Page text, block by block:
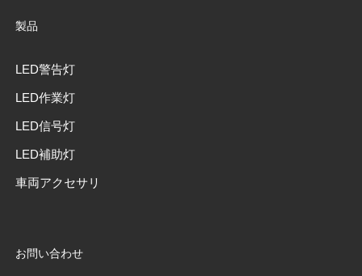
製品
LED警告灯
LED作業灯
LED信号灯
LED補助灯
車両アクセサリ
お問い合わせ